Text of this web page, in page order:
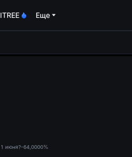
Еще
июня?-64,0000%